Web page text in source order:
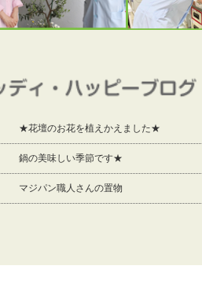
★花壇のお花を植えかえました★
鍋の美味しい季節です★
マジパン職人さんの置物